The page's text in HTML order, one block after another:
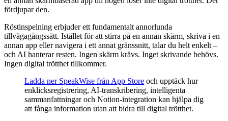
fördjupar den.
Röstinspelning erbjuder ett fundamentalt annorlunda
tillvägagångssätt. Istället för att stirra på en annan skärm, skriva i en
annan app eller navigera i ett annat gränssnitt, talar du helt enkelt –
och AI hanterar resten. Ingen skärm krävs. Inget skrivande behövs.
Ingen digital trötthet tillkommer.
Ladda ner SpeakWise från App Store och upptäck hur
enklicksregistrering, AI-transkribering, intelligenta
sammanfattningar och Notion-integration kan hjälpa dig
att fånga information utan att bidra till digital trötthet.